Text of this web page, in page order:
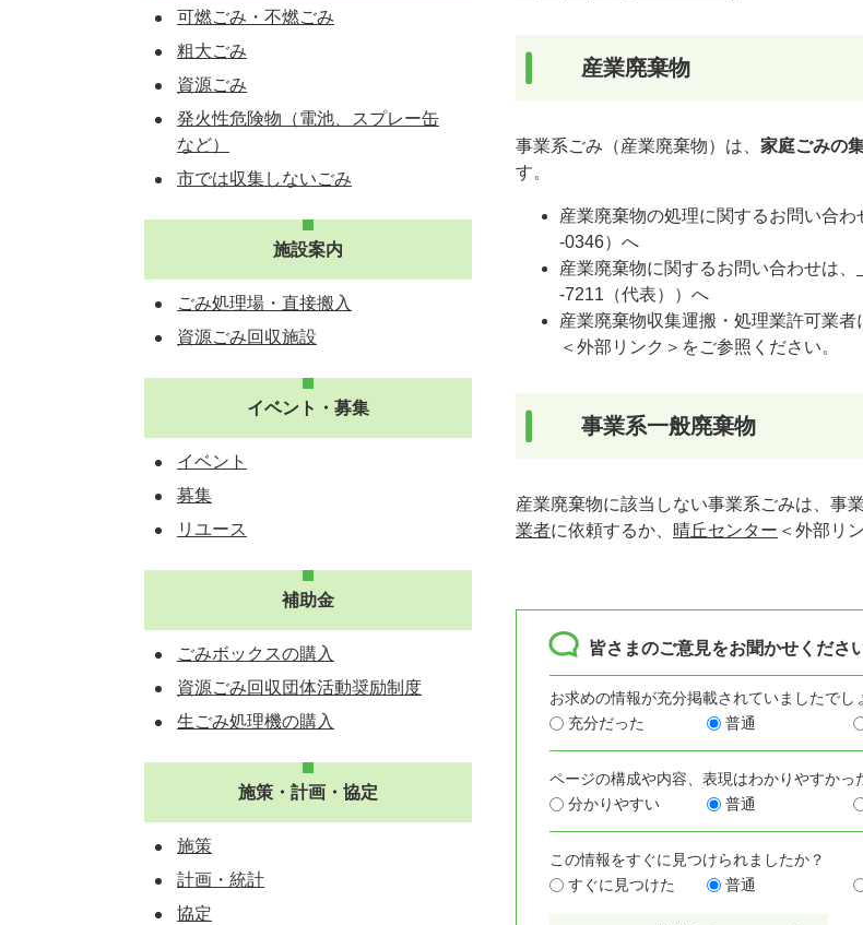
産業廃棄物
事業系ごみ（産業廃棄物）は、 家庭ごみの
す。
産業廃棄物の処理に関するお問い合わ
-0346）​へ
産業廃棄物に関するお問い合わせは、
-7211（代表））へ
産業廃棄物収集運搬・処理業許可業
＜外部リンク＞ をご参照ください。
事業系一般廃棄物
産業廃棄物に該当しない事業系ごみは、事
業者に依頼するか、 晴丘センター ＜外部リ
皆さまのご意見をお聞かせくださ
お求めの情報が充分掲載されていましたでし
充分だった
普通
ページの構成や内容、表現はわかりやすかっ
分かりやすい
普通
この情報をすぐに見つけられましたか？
すぐに見つけた
普通
可燃ごみ・不燃ごみ
粗大ごみ
資源ごみ
発火性危険物（電池、スプレー缶
など）
市では収集しないごみ
施設案内
ごみ処理場・直接搬入
資源ごみ回収施設
イベント・募集
イベント
募集
リユース
補助金
ごみボックスの購入
資源ごみ回収団体活動奨励制度
生ごみ処理機の購入
施策・計画・協定
施策
計画・統計
協定